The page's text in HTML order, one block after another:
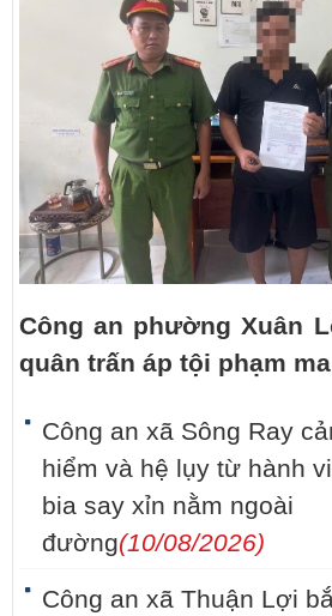
Công an phường Xuân
quân trấn áp tội phạm
Công an xã Sông Ray
hiểm và hệ lụy từ hành
bia say xỉn nằm ngoài
đường(10/08/2026)
Công an xã Thuận Lợi